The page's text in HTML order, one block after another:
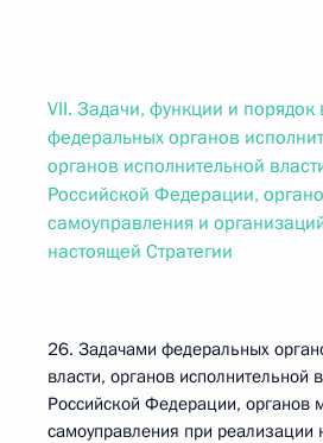
VII. Задачи, функции и порядок
федеральных органов
органов исполнительной
Российской Федерации,
самоуправления и
настоящей Стратегии
26. Задачами федеральных
власти, органов исполнительной
Российской Федерации, органов
самоуправления при реализации